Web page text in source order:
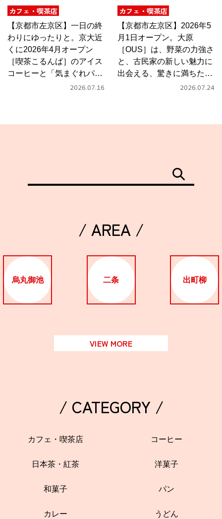
カフェ・喫茶店
【京都市左京区】一日の終
わりにゆったりと。京大近
くに2026年4月オープン
［喫茶こるんば］のアイス
コーヒーと「気まぐれパス
2026.07.16
カフェ・喫茶店
【京都市左京区】2026年5
月1日オープン。大原
［OUS］は、野菜の力強さ
と、古民家の新しい魅力に
出会える、驚きに満ちたカ
2026.07.24
/ AREA /
烏丸御池 二条 出町柳
VIEW MORE
/ CATEGORY /
カフェ・喫茶店 コーヒー
日本茶・紅茶 洋菓子
和菓子 パン
カレー うどん